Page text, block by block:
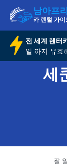
남아프
카 렌털 가이
전 세계 렌터
일 까지 유효
세
잘